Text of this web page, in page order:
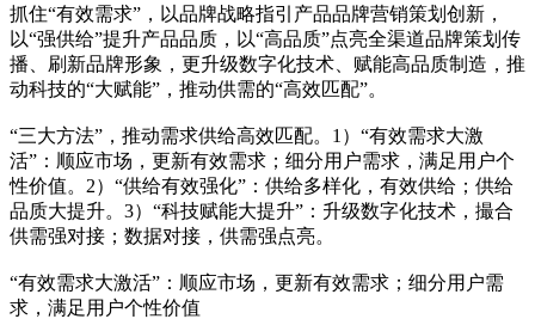
抓住“有效需求”，以品牌战略指引产品品牌营销策划创新，
以“强供给”提升产品品质，以“高品质”点亮全渠道品牌策划传
播、刷新品牌形象，更升级数字化技术、赋能高品质制造，推
动科技的“大赋能”，推动供需的“高效匹配”。
“三大方法”，推动需求供给高效匹配。1）“有效需求大激
活”：顺应市场，更新有效需求；细分用户需求，满足用户个
性价值。2）“供给有效强化”：供给多样化，有效供给；供给
品质大提升。3）“科技赋能大提升”：升级数字化技术，撮合
供需强对接；数据对接，供需强点亮。
“有效需求大激活”：顺应市场，更新有效需求；细分用户需
求，满足用户个性价值